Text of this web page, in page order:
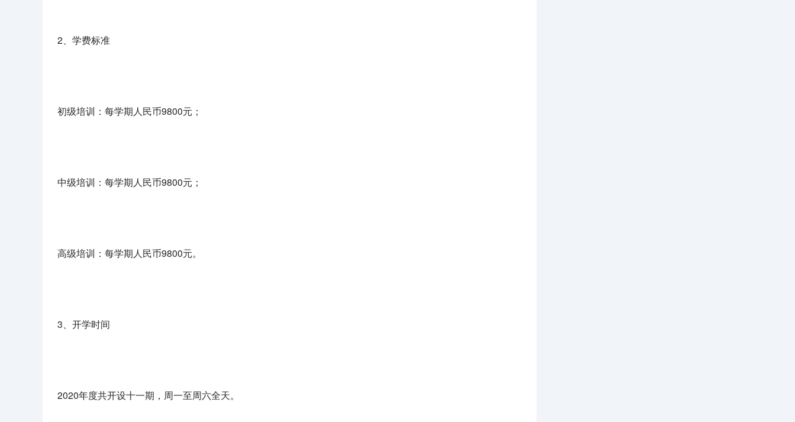
2、学费标准
初级培训：每学期人民币9800元；
中级培训：每学期人民币9800元；
高级培训：每学期人民币9800元。
3、开学时间
2020年度共开设十一期，周一至周六全天。